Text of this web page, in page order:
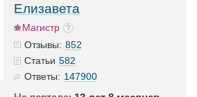
Елизавета
Магистр
Отзывы: 852
Статьи 582
Ответы: 147900